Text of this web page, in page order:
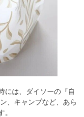
には、ダイソーの『自
、キャンプなど、あら